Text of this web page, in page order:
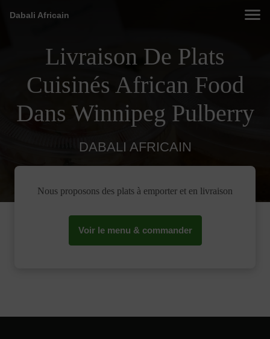
Dabali Africain
Livraison De Plats
Cuisinés African Food
Dans Winnipeg Pulberry
DABALI AFRICAIN
Nous proposons des plats à emporter et en livraison
Voir le menu & commander